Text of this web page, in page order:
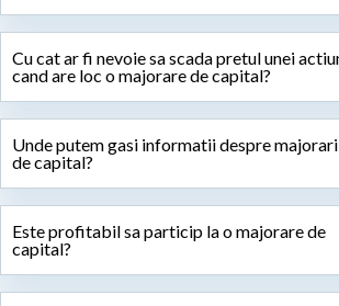
Cu cat ar fi nevoie sa scada pretul unei
cand are loc o majorare de capital?
Unde putem gasi informatii despre
de capital?
Este profitabil sa particip la o majorare de
capital?